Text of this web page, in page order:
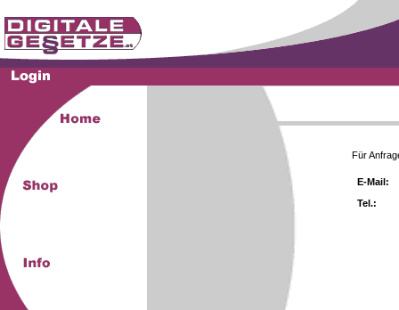
Für
E-Mail:
Tel.: